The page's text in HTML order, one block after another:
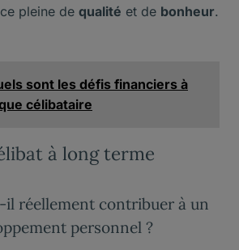
pleine de qualité et de bonheur.
sont les défis financiers à
célibataire
à long terme
il réellement contribuer à un
personnel ?